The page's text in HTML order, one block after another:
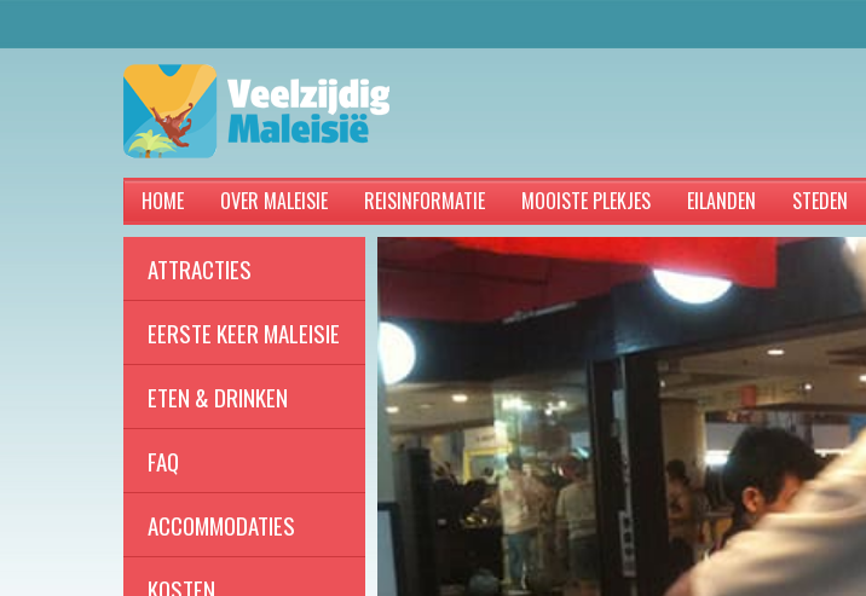
HOME OVER MALEISIE REISINFORMATIE MOOISTE PLEKJES EILANDEN STEDEN
ATTRACTIES
EERSTE KEER MALEISIE
ETEN & DRINKEN
FAQ
ACCOMMODATIES
KOSTEN